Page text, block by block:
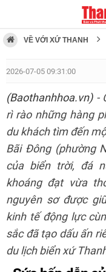
VỀ VỚI XỨ THANH
2026-07-05 09:31:00
(Baothanhhoa.vn)-
rì rào những hàng
du khách tìm đến
Bãi Đông (phường
của biển trời, đá
khoáng đạt vừa
nguyên sơ được
kinh tế động lực
sắc đã tạo dấu ấn
du lịch biển xứ